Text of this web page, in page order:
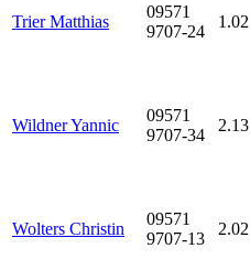
Trier Matthias
09571
9707-24
1.02
Wildner Yannic
09571
9707-34
2.13
Wolters Christin
09571
9707-13
2.02